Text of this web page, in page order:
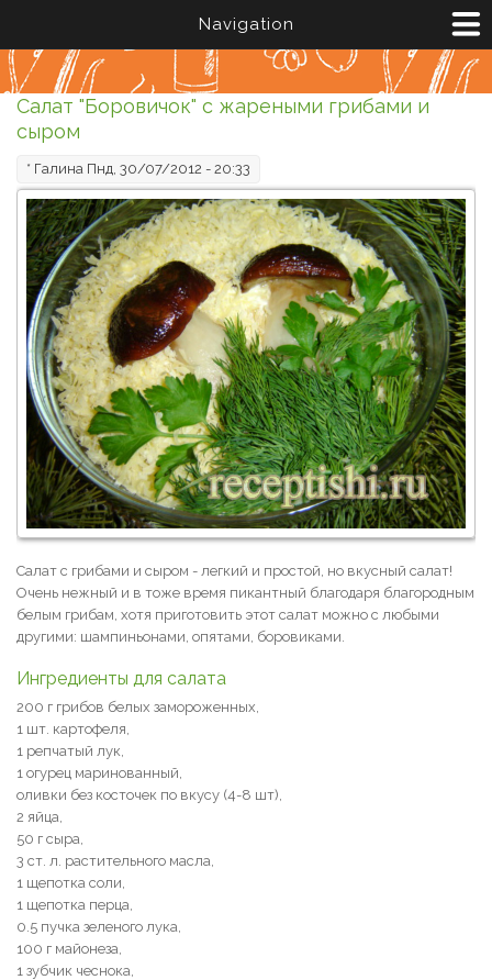
Navigation
Салат "Боровичок" с жареными грибами и
сыром
* Галина Пнд, 30/07/2012 - 20:33
Салат с грибами и сыром - легкий и простой, но вкусный салат!
Очень нежный и в тоже время пикантный благодаря благородным
белым грибам, хотя приготовить этот салат можно с любыми
другими: шампиньонами, опятами, боровиками.
Ингредиенты для салата
200 г грибов белых замороженных,
1 шт. картофеля,
1 репчатый лук,
1 огурец маринованный,
оливки без косточек по вкусу (4-8 шт),
2 яйца,
50 г сыра,
3 ст. л. растительного масла,
1 щепотка соли,
1 щепотка перца,
0.5 пучка зеленого лука,
100 г майонеза,
1 зубчик чеснока,